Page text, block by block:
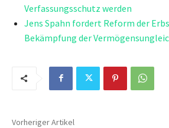
Verfassungsschutz werden
Jens Spahn fordert Reform der
Bekämpfung der
Vorheriger Artikel